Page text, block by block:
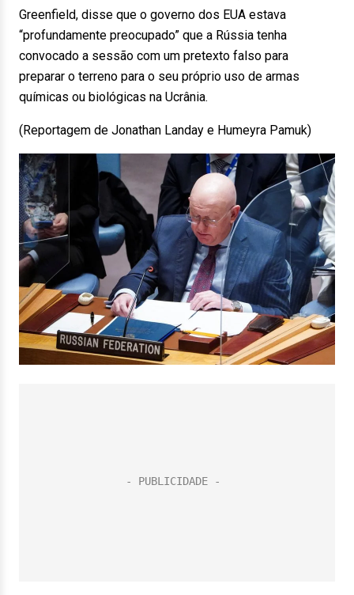
Greenfield, disse que o governo dos EUA estava
“profundamente preocupado” que a Rússia tenha
convocado a sessão com um pretexto falso para
preparar o terreno para o seu próprio uso de armas
químicas ou biológicas na Ucrânia.
(Reportagem de Jonathan Landay e Humeyra Pamuk)